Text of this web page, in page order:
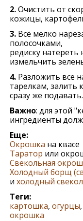
2.Очистить от
кожицы,
3. Всё мелко
полосочками,
редиску натереть
измельчить
4. Разложить все
тарелкам, залить
сразу же подавать.
Важно: для этой
ингредиенты
Еще:
Окрошка на квасе
Таратор или
Cвекольная
Холодный борщ
и холодный
Теги:
картошка, огурцы,
окрошка